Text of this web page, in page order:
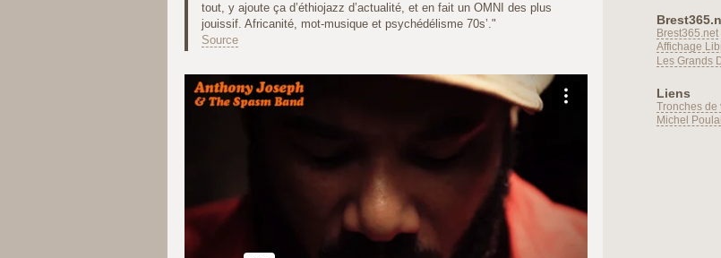
tout, y ajoute ça d’éthiojazz d’actualité, et en fait un OMNI des plus
jouissif. Africanité, mot-musique et psychédélisme 70s’."
Source
Brest365.net
Affichage
Les Grands
Liens
Tronches de
Michel